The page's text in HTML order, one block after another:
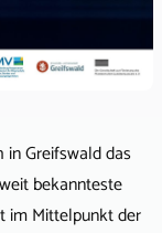
in Greifswald das
bekannteste
im Mittelpunkt der